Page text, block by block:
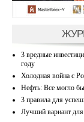
3 вредные
году
Холодная война с
Нефть: Все могло
3 правила для
Лучший вариант